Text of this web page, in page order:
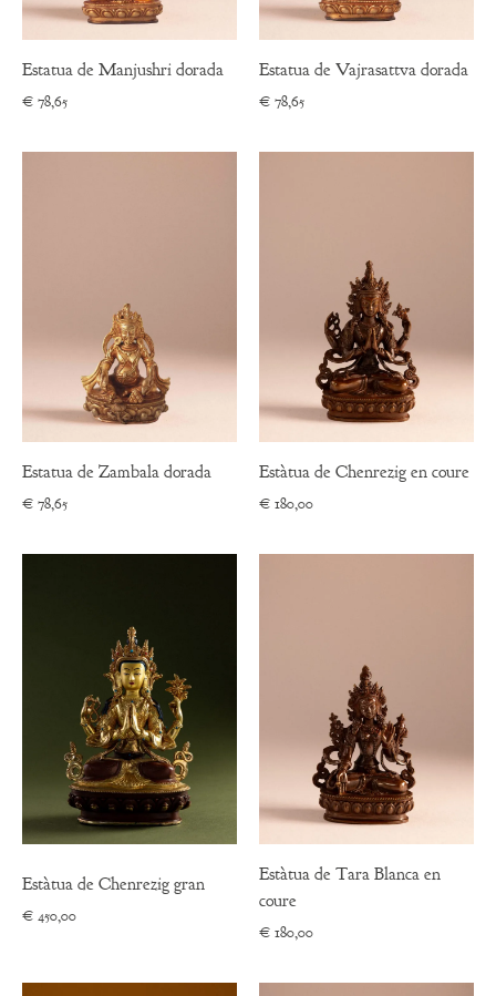
Estatua de Manjushri dorada
€ 78,65
Estatua de Vajrasattva dorada
€ 78,65
Estatua de Zambala dorada
€ 78,65
Estàtua de Chenrezig en coure
€ 180,00
Estàtua de Chenrezig gran
€ 450,00
Estàtua de Tara Blanca en
coure
€ 180,00